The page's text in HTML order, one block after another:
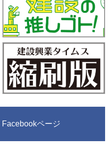
Facebookページ